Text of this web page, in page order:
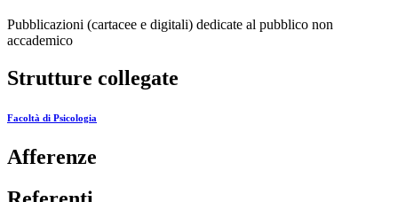
Pubblicazioni (cartacee e digitali) dedicate al pubblico non
accademico
Strutture collegate
Facoltà di Psicologia
Afferenze